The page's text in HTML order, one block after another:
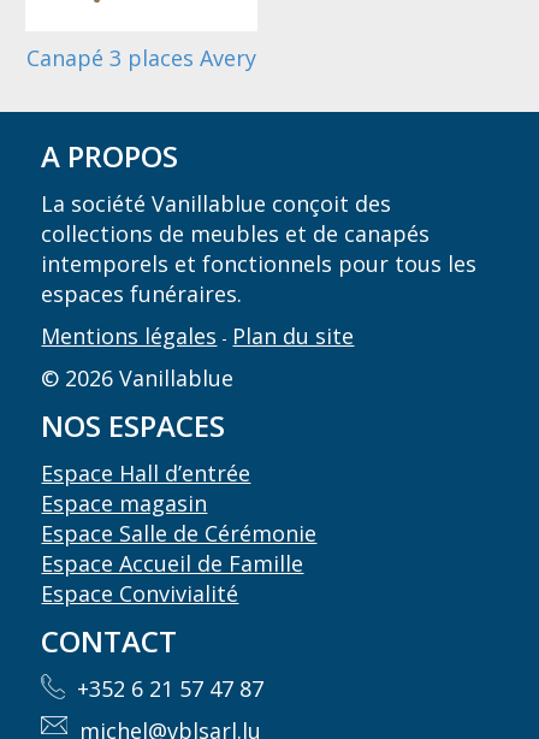
Canapé 3 places Avery
A PROPOS
La société Vanillablue conçoit des
collections de meubles et de canapés
intemporels et fonctionnels pour tous les
espaces funéraires.
Mentions légales - Plan du site
© 2026 Vanillablue
NOS ESPACES
Espace Hall d’entrée
Espace magasin
Espace Salle de Cérémonie
Espace Accueil de Famille
Espace Convivialité
CONTACT
+352 6 21 57 47 87
michel@vblsarl.lu